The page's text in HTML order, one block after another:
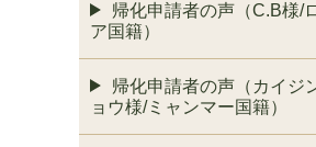
帰化申請者の声（C.B様/
ア国籍）
帰化申請者の声（カイジ
ョウ様/ミャンマー国籍）